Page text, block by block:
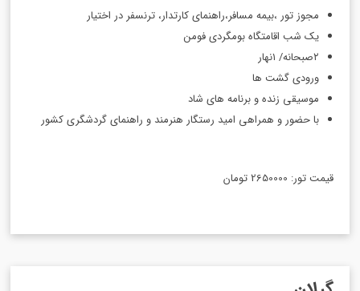
مجوز تور ،بیمه مسافر،راهنمای کارتدار، ترنسفر در اختیار
یک شب اقامتگاه بومگردی فومن
٢صبحانه/ ١نهار
ورودی گشت ها
موسیقی زنده و برنامه های شاد
با حضور و همراهی امید رستگار هنرمند و راهنمای گردشگری کشور
قیمت تور: 2650000 تومان